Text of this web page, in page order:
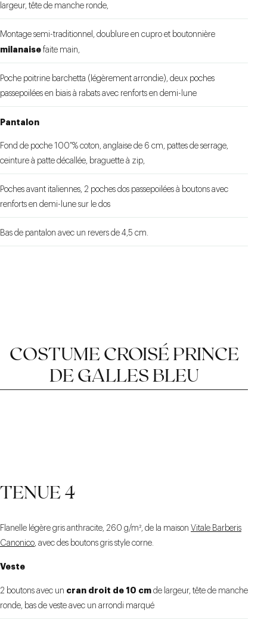
largeur, tête de manche ronde,
Montage semi-traditionnel, doublure en cupro et boutonnière
milanaise faite main,
Poche poitrine barchetta (légèrement arrondie), deux poches
passepoilées en biais à rabats avec renforts en demi-lune
Pantalon
Fond de poche 100 % coton, anglaise de 6 cm, pattes de serrage,
ceinture à patte décallée, braguette à zip,
Poches avant italiennes, 2 poches dos passepoilées à boutons avec
renforts en demi-lune sur le dos
Bas de pantalon avec un revers de 4,5 cm.
COSTUME CROISÉ PRINCE
DE GALLES BLEU
TENUE 4
Flanelle légère gris anthracite, 260 g/m², de la maison Vitale Barberis
Canonico, avec des boutons gris style corne.
Veste
2 boutons avec un cran droit de 10 cm de largeur, tête de manche
ronde, bas de veste avec un arrondi marqué